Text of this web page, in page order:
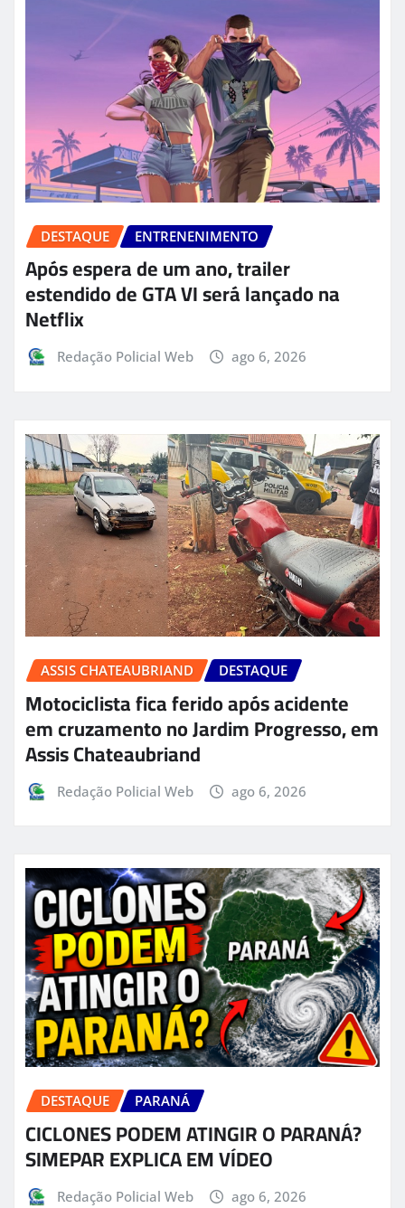
DESTAQUE ENTRENENIMENTO
Após espera de um ano, trailer
estendido de GTA VI será lançado na
Netflix
Redação Policial Web ago 6, 2026
ASSIS CHATEAUBRIAND DESTAQUE
Motociclista fica ferido após acidente
em cruzamento no Jardim Progresso, em
Assis Chateaubriand
Redação Policial Web ago 6, 2026
DESTAQUE PARANÁ
CICLONES PODEM ATINGIR O PARANÁ?
SIMEPAR EXPLICA EM VÍDEO
Redação Policial Web ago 6, 2026